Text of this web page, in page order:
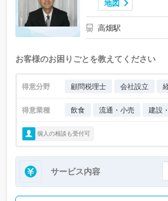
地図
高畑駅
お客様のお困りごとを教えてください
得意分野 顧問税理士 会社設立
得意業種 飲食 流通・小売 建設
個人の相談も受付可
サービス内容